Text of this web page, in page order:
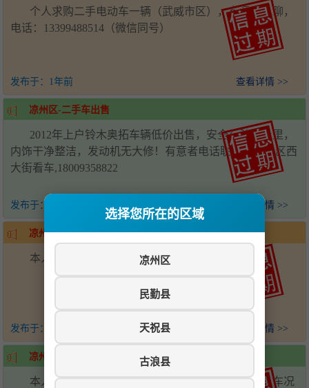
选择您所在的区域
凉州区
民勤县
天祝县
古浪县
个人求购二手电动车一辆（武威市区），有意者私聊，
电话：13399488514（微信同号）
发布于： 1年前 查看详情 >>
凉州区-二手车出售
2012年上户铃木奥拓车辆低价出售，安全行驶10公里，
内饰干净整洁，发动机无大修！有意者电话联系，凉州区西
大街看车,18009358822
发布于： 查看详情 >>
凉州区-二手车转让
本人有一辆二手车转让,15393506986
发布于： 查看详情 >>
凉州区-二手车出售
本人有一辆现代新胜达私家车出售，18年底上牌，车况